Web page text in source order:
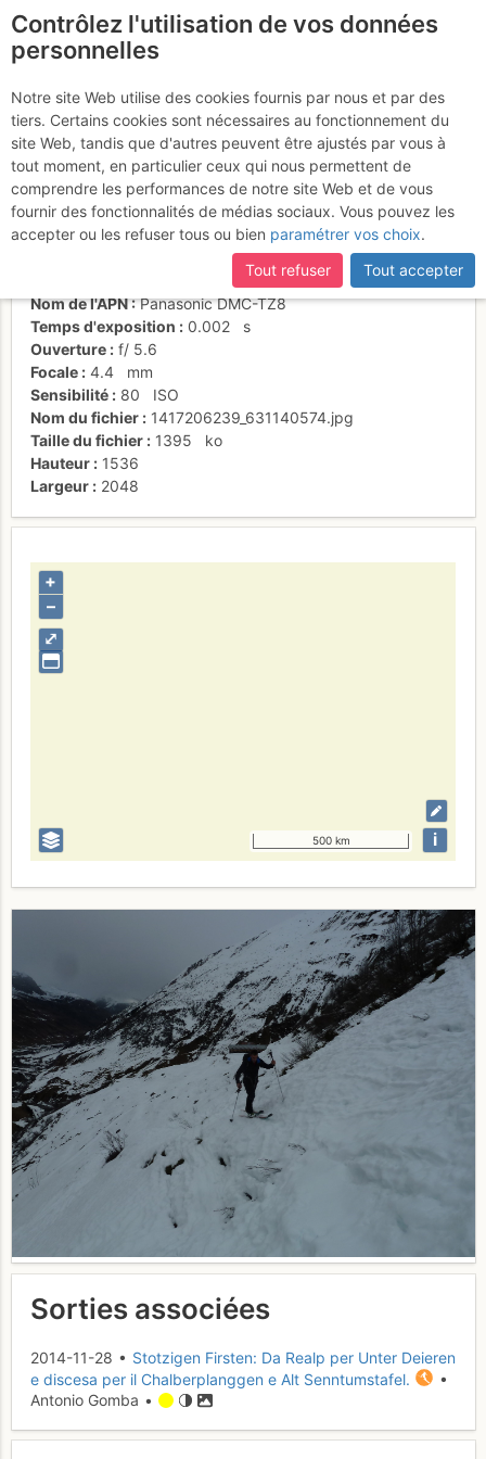
Neve cartonata
Activités
Date/heure
28 nov. 2014 09:46
Contributeur
Antonio Gomba
individuel (CC by-nc-nd)
Nom de l'APN
Panasonic DMC-TZ8
Temps d'exposition
0.002
s
Ouverture
f/ 5.6
Focale
4.4
mm
Sensibilité
80
ISO
Nom du fichier
1417206239_631140574.jpg
Taille du fichier
1395
ko
Hauteur
1536
Largeur
2048
⤢
+
–
500 km i
Sorties associées
2014-11-28 • Stotzigen Firsten: Da Realp per Unter Deieren
e discesa per il Chalberplanggen e Alt Senntumstafel.
•
Antonio Gomba •
Contrôlez l'utilisation de vos données
personnelles
Notre site Web utilise des cookies fournis par nous et par des
tiers. Certains cookies sont nécessaires au fonctionnement du
site Web, tandis que d'autres peuvent être ajustés par vous à
tout moment, en particulier ceux qui nous permettent de
comprendre les performances de notre site Web et de vous
fournir des fonctionnalités de médias sociaux. Vous pouvez les
accepter ou les refuser tous ou bien paramétrer vos choix.
Tout refuser
Tout accepter